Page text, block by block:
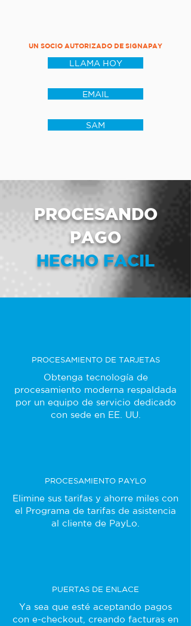
UN SOCIO AUTORIZADO DE SIGNAPAY
LLAMA HOY
EMAIL
SAM
PROCESANDO
PAGO
HECHO FACIL
PROCESAMIENTO DE TARJETAS
Obtenga tecnología de
procesamiento moderna respaldada
por un equipo de servicio dedicado
con sede en EE. UU.
PROCESAMIENTO PAYLO
Elimine sus tarifas y ahorre miles con
el Programa de tarifas de asistencia
al cliente de PayLo.
PUERTAS DE ENLACE
Ya sea que esté aceptando pagos
con e-checkout, creando facturas en